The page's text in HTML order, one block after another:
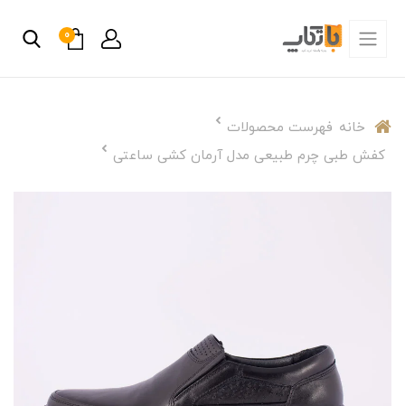
0
خانه فهرست محصولات
کفش طبی چرم طبیعی مدل آرمان کشی ساعتی